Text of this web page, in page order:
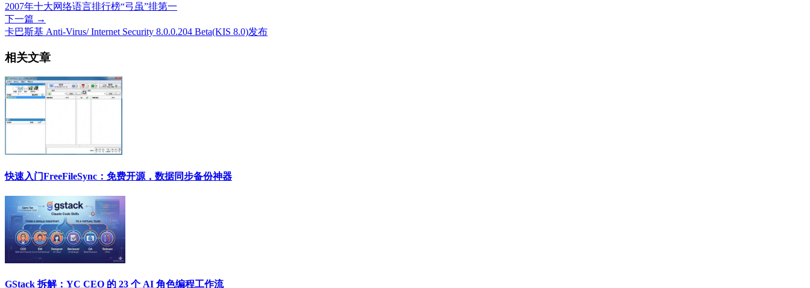
2007年十大网络语言排行榜“弓虽”排第一
下一篇 →
卡巴斯基 Anti-Virus/ Internet Security 8.0.0.204 Beta(KIS 8.0)发布
相关文章
快速入门FreeFileSync：免费开源，数据同步备份神器
GStack 拆解：YC CEO 的 23 个 AI 角色编程工作流